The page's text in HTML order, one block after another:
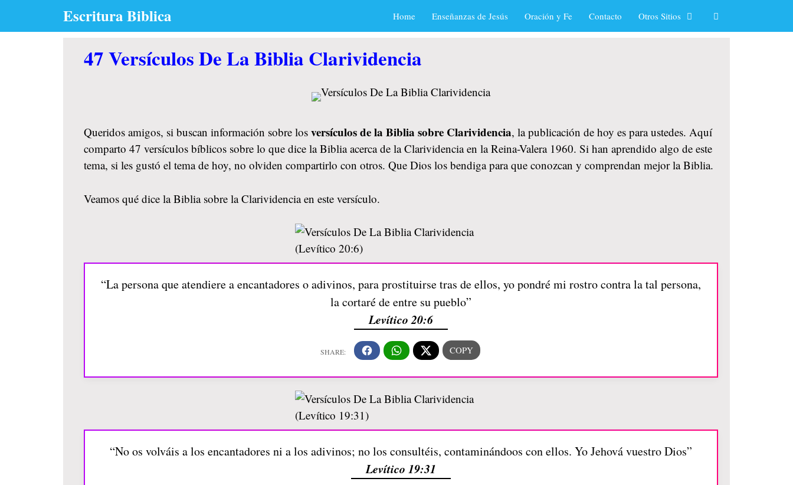
Escritura Biblica Home Enseñanzas de Jesús Oración y Fe Contacto Otros Sitios
47 Versículos De La Biblia Clarividencia
Queridos amigos, si buscan información sobre los versículos de la Biblia sobre Clarividencia, la publicación de hoy es para ustedes. Aquí
comparto 47 versículos bíblicos sobre lo que dice la Biblia acerca de la Clarividencia en la Reina-Valera 1960. Si han aprendido algo de este
tema, si les gustó el tema de hoy, no olviden compartirlo con otros. Que Dios los bendiga para que conozcan y comprendan mejor la Biblia.
Veamos qué dice la Biblia sobre la Clarividencia en este versículo.
“La persona que atendiere a encantadores o adivinos, para prostituirse tras de ellos, yo pondré mi rostro contra la tal persona,
la cortaré de entre su pueblo”
Levítico 20:6
“No os volváis a los encantadores ni a los adivinos; no los consultéis, contaminándoos con ellos. Yo Jehová vuestro Dios”
Levítico 19:31